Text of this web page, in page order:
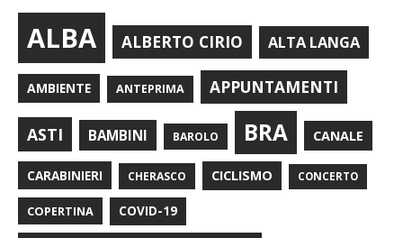
ALBA ALBERTO CIRIO ALTA LANGA
AMBIENTE ANTEPRIMA APPUNTAMENTI
ASTI BAMBINI BAROLO BRA CANALE
CARABINIERI CHERASCO CICLISMO CONCERTO
COPERTINA COVID-19